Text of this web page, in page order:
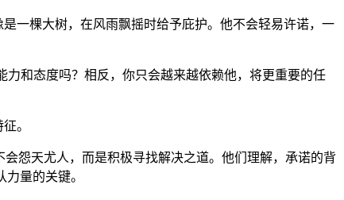
一棵大树，在风雨飘摇时给予庇护。他不会轻易许诺，一
和态度吗？相反，你只会越来越依赖他，将更重要的任
。
怨天尤人，而是积极寻找解决之道。他们理解，承诺的背
量的关键。